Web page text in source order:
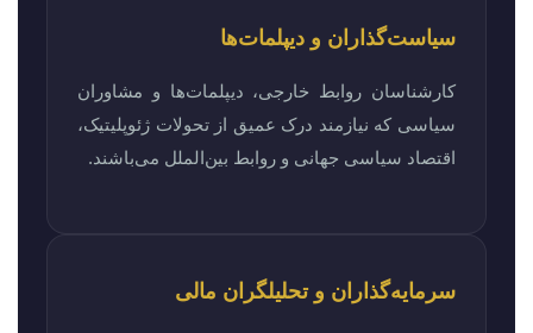
سیاست‌گذاران و دیپلمات‌ها
کارشناسان روابط خارجی، دیپلمات‌ها و مشاوران
سیاسی که نیازمند درک عمیق از تحولات ژئوپلیتیک،
اقتصاد سیاسی جهانی و روابط بین‌الملل می‌باشند.
سرمایه‌گذاران و تحلیلگران مالی